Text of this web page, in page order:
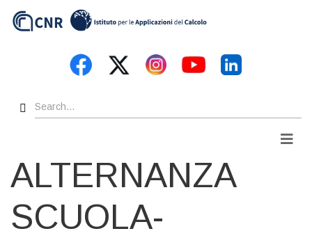
Search
ALTERNANZA
SCUOLA-